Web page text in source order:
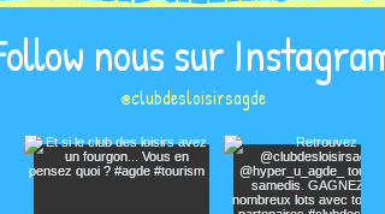
nous sur Instagram
@clubdesloisirsagde